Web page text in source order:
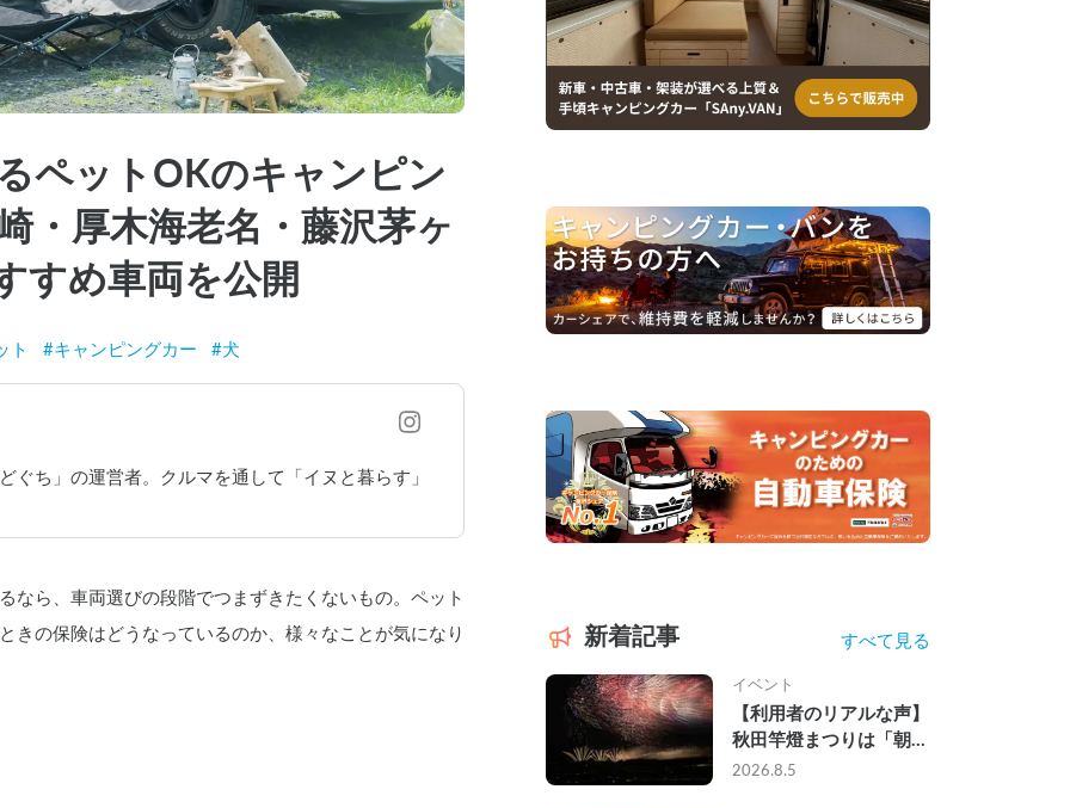
ペットOKのキャンピン
・厚木海老名・藤沢茅ヶ
すめ車両を公開
ト #キャンピングカー #犬
ぐち」の運営者。クルマを通して「イヌと暮らす」
なら、車両選びの段階でつまずきたくないもの。ペット
きの保険はどうなっているのか、様々なことが気になり
新着記事 すべて見る
イベント
【利用者のリアルな声】
秋田竿燈まつりは「朝か
ら夜まで」の祭り。キャ
2026.8.5